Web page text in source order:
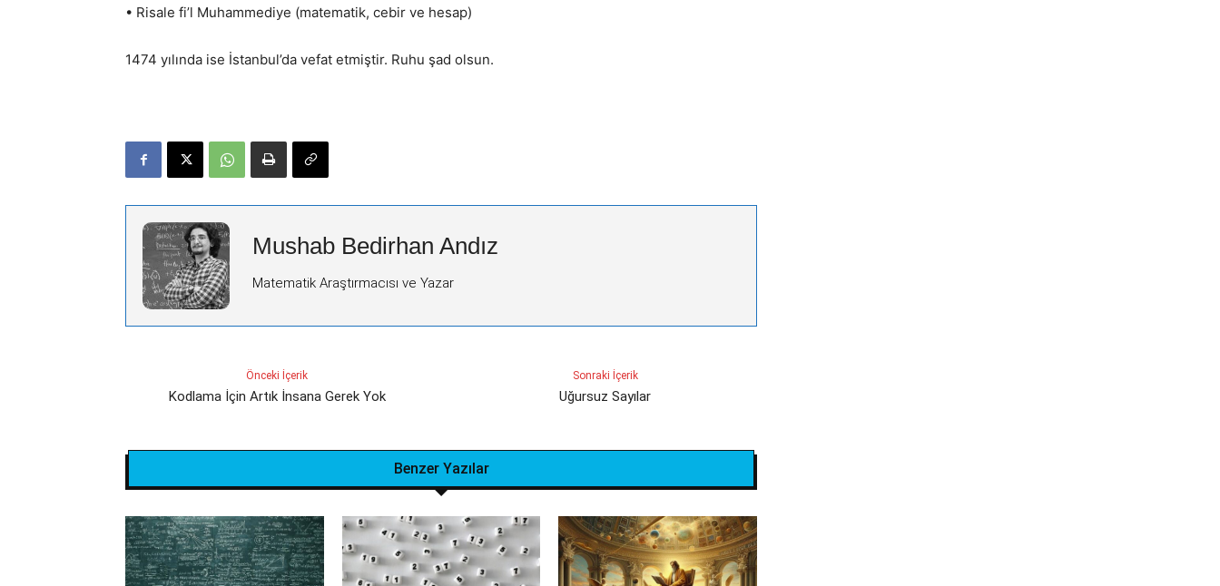
• Risale fi’l Muhammediye (matematik, cebir ve hesap)
1474 yılında ise İstanbul’da vefat etmiştir. Ruhu şad olsun.
Mushab Bedirhan Andız
Matematik Araştırmacısı ve Yazar
Önceki İçerik
Kodlama İçin Artık İnsana Gerek Yok
Sonraki İçerik
Uğursuz Sayılar
Benzer Yazılar